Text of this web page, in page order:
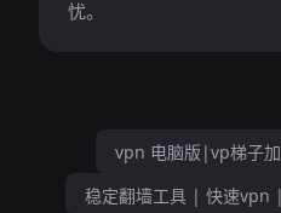
忧。
vpn 电脑版|vp梯子
稳定翻墙工具 | 快速vpn